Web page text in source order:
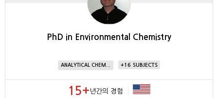
PhD in Environmental Chemistry
ANALYTICAL CHEM... 16
15+ 년간의 경험